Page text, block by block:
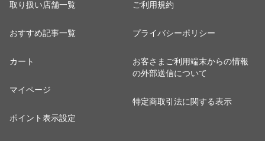
取り扱い店舗一覧
おすすめ記事一覧
カート
マイページ
ポイント表示設定
ご利用規約
プライバシーポリシー
お客さまご利用端末からの情報
の外部送信について
特定商取引法に関する表示